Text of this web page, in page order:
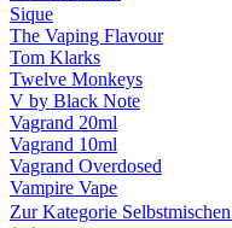
Sique
The Vaping Flavour
Tom Klarks
Twelve Monkeys
V by Black Note
Vagrand 20ml
Vagrand 10ml
Vagrand Overdosed
Vampire Vape
Zur Kategorie Selbstmischen